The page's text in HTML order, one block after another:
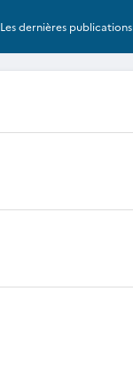
Les dernières publications